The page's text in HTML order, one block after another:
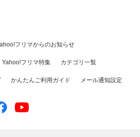
フリマからのお知らせ
Yahoo!フリマ特集 カテゴリ一覧
かんたんご利用ガイド メール通知設定